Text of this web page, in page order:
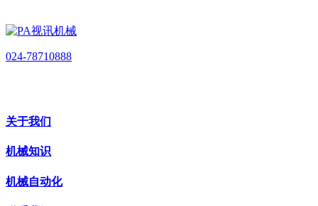
024-78710888
关于我们
机械知识
机械自动化